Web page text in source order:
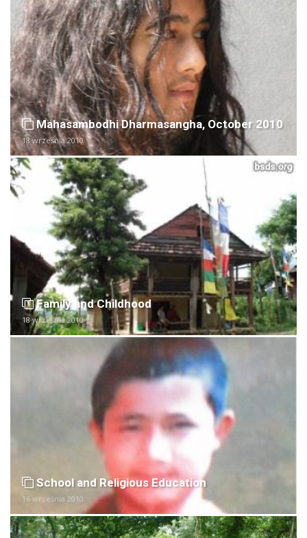
Mahasambodhi Dharmasangha, October 2010
18 września 2010
Family and Childhood
18 września 2010
School and Religious Education
16 września 2010